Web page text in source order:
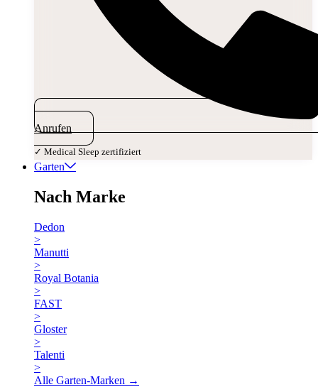
Anrufen
✓ Medical Sleep zertifiziert
Garten
Nach Marke
Dedon
>
Manutti
>
Royal Botania
>
FAST
>
Gloster
>
Talenti
>
Alle Garten-Marken →